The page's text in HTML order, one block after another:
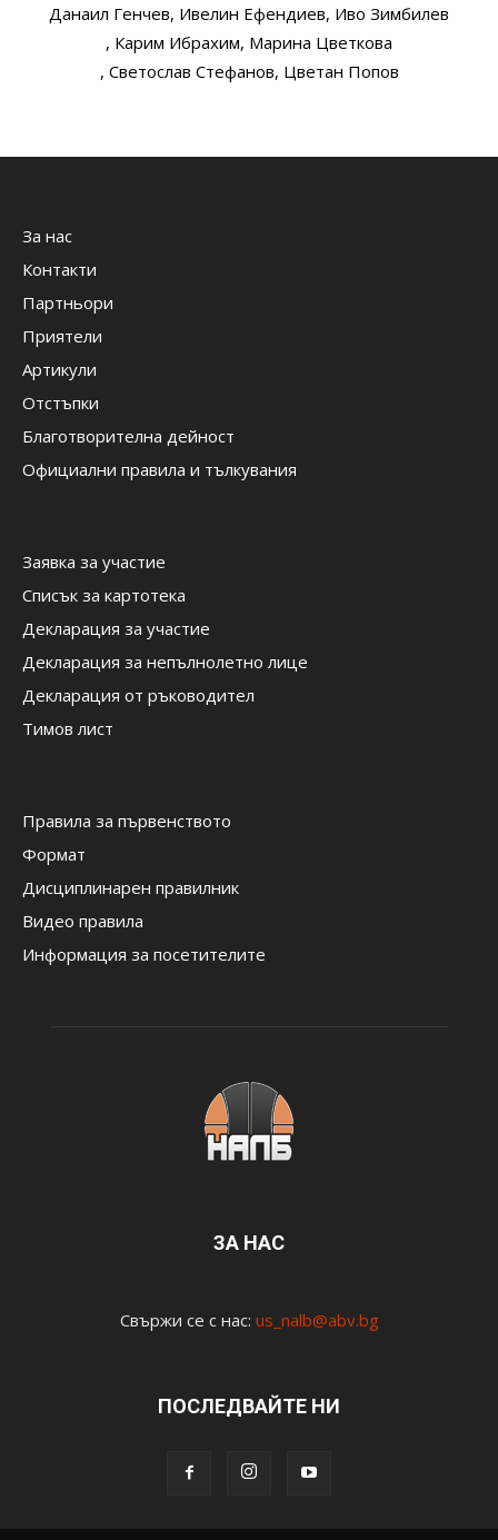
Данаил Генчев, Ивелин Ефендиев, Иво Зимбилев
, Карим Ибрахим, Марина Цветкова
, Светослав Стефанов, Цветан Попов
За нас
Контакти
Партньори
Приятели
Артикули
Отстъпки
Благотворителна дейност
Официални правила и тълкувания
Заявка за участие
Списък за картотека
Декларация за участие
Декларация за непълнолетно лице
Декларация от ръководител
Тимов лист
Правила за първенството
Формат
Дисциплинарен правилник
Видео правила
Информация за посетителите
ЗА НАС
Свържи се с нас: us_nalb@abv.bg
ПОСЛЕДВАЙТЕ НИ